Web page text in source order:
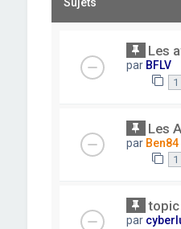
Sujets
Les
par BFLV
1
Les
par Ben84
1
topic
par